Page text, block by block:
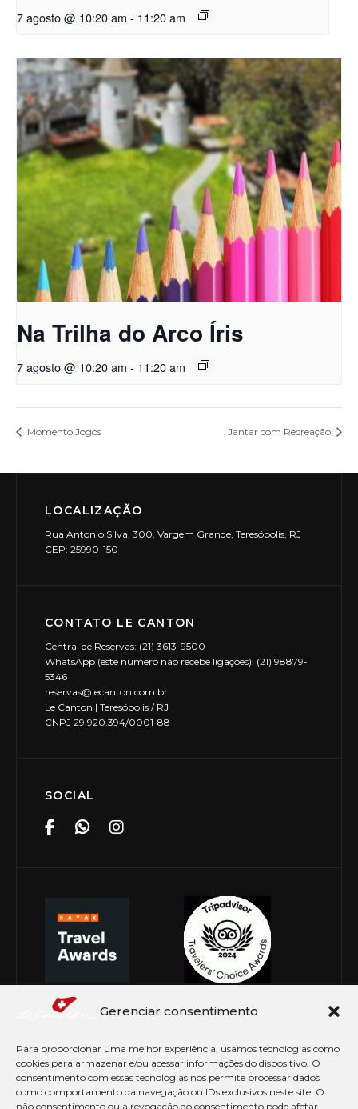
Gerenciar consentimento
Para proporcionar uma melhor experiência, usamos tecnologias como
cookies para armazenar e/ou acessar informações do dispositivo. O
consentimento com essas tecnologias nos permite processar dados
como comportamento da navegação ou IDs exclusivos neste site. O
não consentimento ou a revogação do consentimento pode afetar
7 agosto @ 10:20 am - 11:20 am
Na Trilha do Arco Íris
7 agosto @ 10:20 am - 11:20 am
Momento Jogos Jantar com Recreação
LOCALIZAÇÃO
Rua Antonio Silva, 300, Vargem Grande, Teresópolis, RJ
CEP: 25990-150
CONTATO LE CANTON
Central de Reservas: (21) 3613-9500
WhatsApp (este número não recebe ligações): (21) 98879-
5346
reservas@lecanton.com.br
Le Canton | Teresópolis / RJ
CNPJ 29.920.394/0001-88
SOCIAL